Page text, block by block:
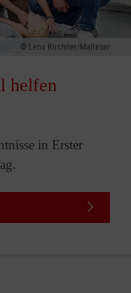
Lena Kirchner/Malteser
helfen
in Erster